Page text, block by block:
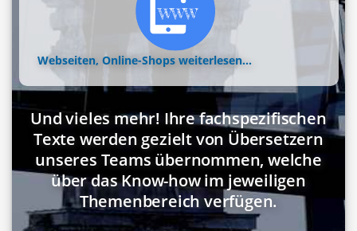
Webseiten, Online-Shops weiterlesen...
Und vieles mehr! Ihre fachspezifischen
Texte werden gezielt von Übersetzern
unseres Teams übernommen, welche
über das Know-how im jeweiligen
Themenbereich verfügen.